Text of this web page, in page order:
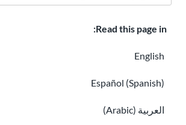
Read this page in:
English
Español (Spanish)
العربية (Arabic)